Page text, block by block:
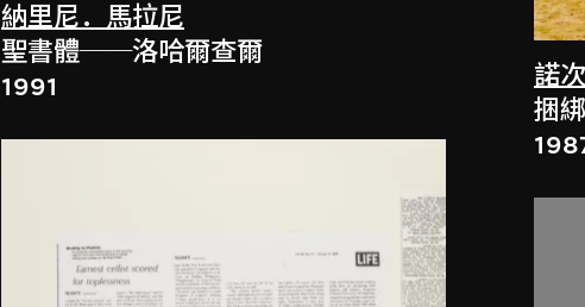
納里尼．馬拉尼
聖書體──洛哈爾查爾
1991
諾次
捆